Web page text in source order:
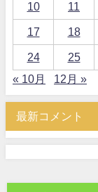
10 11
17 18
24 25
« 10月
12月 »
最新コメント